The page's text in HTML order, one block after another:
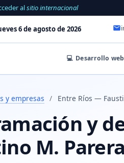
alsitio internacional
6 de agosto de 2026
💻 Desarrollo web
y empresas / Entre Ríos —
y
M.